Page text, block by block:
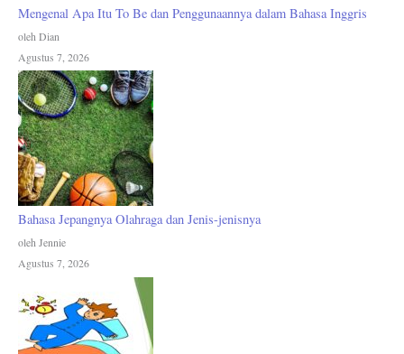
Mengenal Apa Itu To Be dan Penggunaannya dalam Bahasa Inggris
oleh Dian
Agustus 7, 2026
Bahasa Jepangnya Olahraga dan Jenis-jenisnya
oleh Jennie
Agustus 7, 2026